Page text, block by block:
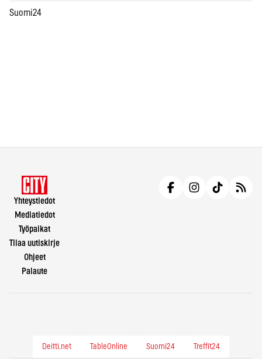
Suomi24
Yhteystiedot
Mediatiedot
Työpaikat
Tilaa uutiskirje
Ohjeet
Palaute
Deitti.net TableOnline Suomi24 Treffit24